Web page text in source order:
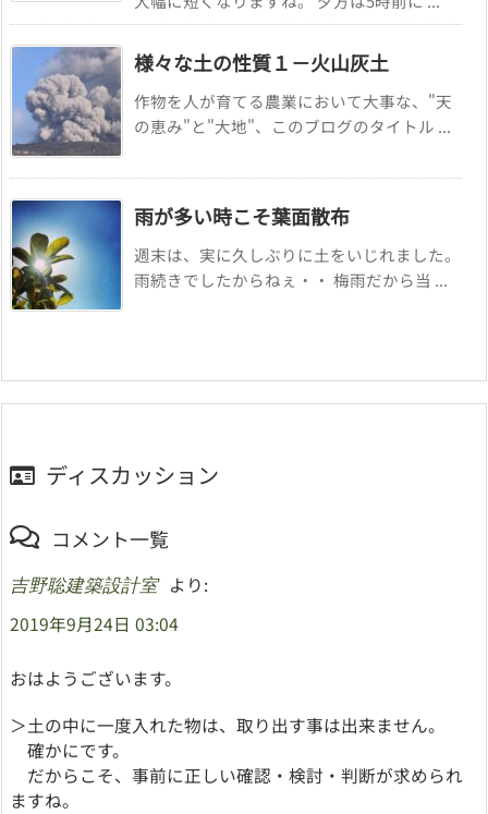
様々な土の性質１－火山灰土
作物を人が育てる農業において大事な、"天
の恵み"と"大地"、このブログのタイトル ...
雨が多い時こそ葉面散布
週末は、実に久しぶりに土をいじれました。
雨続きでしたからねぇ・・ 梅雨だから当 ...
ディスカッション
コメント一覧
吉野聡建築設計室
より:
2019年9月24日 03:04
おはようございます。
＞土の中に一度入れた物は、取り出す事は出来ません。
確かにです。
だからこそ、事前に正しい確認・検討・判断が求められ
ますね。